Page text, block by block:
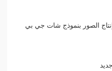
الصور بنموذج شات جي بي